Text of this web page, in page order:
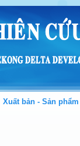
Xuất bản - Sản phẩm